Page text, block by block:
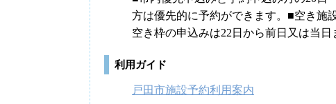
方は優先的に予約ができます。■空き施
空き枠の申込みは22日から前日又は当日
利用ガイド
戸田市施設予約利用案内